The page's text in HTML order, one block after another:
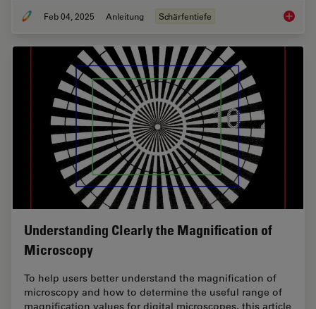
Feb 04, 2025 Anleitung Schärfentiefe Depth
Understanding Clearly the Magnification of
Microscopy
To help users better understand the magnification of
microscopy and how to determine the useful range of
magnification values for digital microscopes, this article